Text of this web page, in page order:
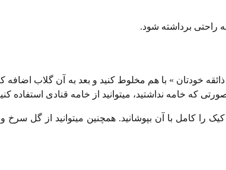
راحتی برداشته شود.
خودتان » با هم مخلوط کنید و بعد به آن گلاب اضافه
که خامه نداشتید، میتوانید از خامه قنادی استفاده
کامل با آن بپوشانید. همچنین میتوانید از گل سرخ و